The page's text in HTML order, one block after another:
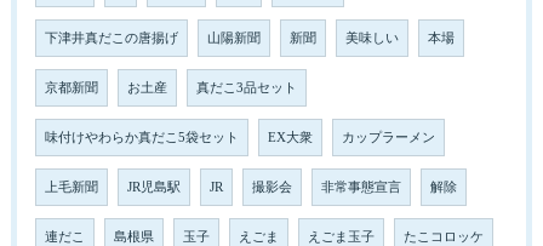
下津井真だこの唐揚げ 山陽新聞 新聞 美味しい 本場
京都新聞 お土産 真だこ3品セット
味付けやわらか真だこ5袋セット EX大衆 カップラーメン
上毛新聞 JR児島駅 JR 撮影会 非常事態宣言 解除
連だこ 島根県 玉子 えごま えごま玉子 たこコロッケ